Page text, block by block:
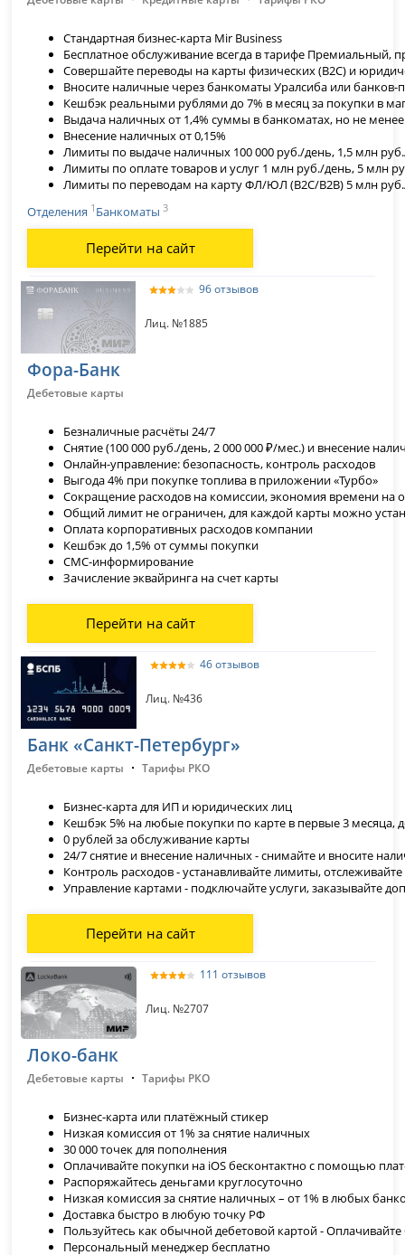
Стандартная бизнес-карта Mir Business
Бесплатное обслуживание всегда в тарифе Премиальный,
Совершайте переводы на карты физических (В2С) и
Вносите наличные через банкоматы Уралсиба или
Кешбэк реальными рублями до 7% в месяц за покупки в
Выдача наличныхот 1,4% суммы в банкоматах, но не
Внесение наличныхот 0,15%
Лимиты по выдаче наличных 100 000 руб./день, 1,5 млн
Лимиты по оплате товаров и услуг 1 млн руб./день, 5 млн
Лимиты по переводам на карту ФЛ/ЮЛ (В2С/В2В) 5 млн
Отделения 1 Банкоматы3
Перейти на сайт
96 отзывов
Лиц. №1885
Фора-Банк
Дебетовые карты
Безналичные расчёты 24/7
Снятие (100 000 руб./день, 2 000 000 ₽/мес.) и внесение
Онлайн-управление: безопасность, контроль расходов
Выгода 4% при покупке топлива в приложении «Турбо»
Сокращение расходов на комиссии, экономия времени на
Общий лимит не ограничен, для каждой карты можно
Оплата корпоративных расходов компании
Кешбэк до 1,5% от суммы покупки
СМС-информирование
Зачисление эквайринга на счет карты
Перейти на сайт
46 отзывов
Лиц. №436
Банк «Санкт-Петербург»
Дебетовые карты ·Тарифы РКО
Бизнес-карта для ИП и юридических лиц
Кешбэк 5% на любые покупки по карте в первые 3 месяца,
0 рублей за обслуживание карты
24/7 снятие и внесение наличных -снимайте и вносите
Контроль расходов - устанавливайте лимиты,
Управление картами - подключайте услуги, заказывайте
Перейти на сайт
111 отзывов
Лиц. №2707
Локо-банк
Дебетовые карты ·Тарифы РКО
Бизнес-карта или платёжный стикер
Низкая комиссия от 1% за снятие наличных
30 000 точек для пополнения
Оплачивайте покупки на iOS бесконтактно с помощью
Распоряжайтесь деньгами круглосуточно
Низкая комиссия за снятие наличных – от 1% в любых
Доставка быстро в любую точку РФ
Пользуйтесь как обычной дебетовой картой -
Персональный менеджер бесплатно